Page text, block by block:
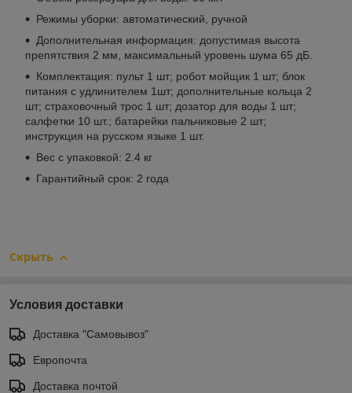
Режимы уборки: автоматический, ручной
Дополнительная информация: допустимая высота
препятствия 2 мм, максимальный уровень шума 65 дБ.
Комплектация: пульт 1 шт; робот мойщик 1 шт; блок
питания с удлинителем 1шт; дополнительные кольца 2
шт; страховочный трос 1 шт; дозатор для воды 1 шт;
салфетки 10 шт.; батарейки пальчиковые 2 шт;
инструкция на русском языке 1 шт.
Вес с упаковкой: 2.4 кг
Гарантийный срок: 2 года
Скрыть
Условия доставки
Доставка "Самовывоз"
Европочта
Доставка почтой